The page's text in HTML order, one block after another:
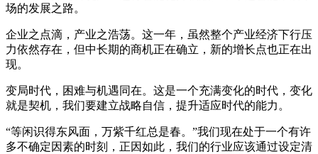
场的发展之路。
企业之点滴，产业之浩荡。这一年，虽然整个产业经济下行压
力依然存在，但中长期的商机正在确立，新的增长点也正在出
现。
变局时代，困难与机遇同在。这是一个充满变化的时代，变化
就是契机，我们要建立战略自信，提升适应时代的能力。
“等闲识得东风面，万紫千红总是春。”我们现在处于一个有许
多不确定因素的时刻，正因如此，我们的行业应该通过设定清